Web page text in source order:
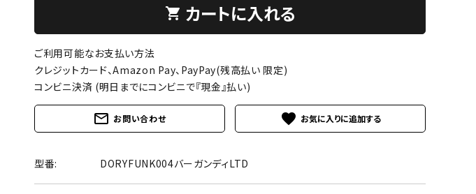
shopping_cart カートに入れる
ご利用可能なお支払い方法
クレジットカード、Amazon Pay、PayPay(残高払い 限定)
コンビニ決済 (明日までにコンビニで『現金』払い)
mail_outline お問い合わせ favorite
型番: DORYFUNK004バーガンディLTD